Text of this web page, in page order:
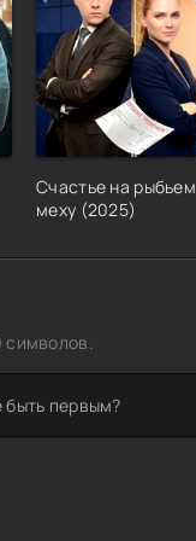
Счастье на рыбьем
меху (2025)
символов.
первым?